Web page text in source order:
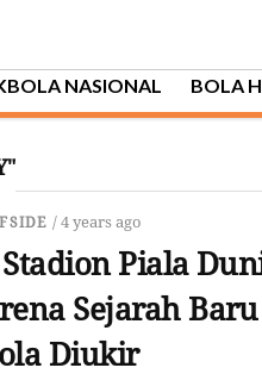
NASIONAL BOLA
/ 4 years ago
Piala
Sejarah Baru
Diukir